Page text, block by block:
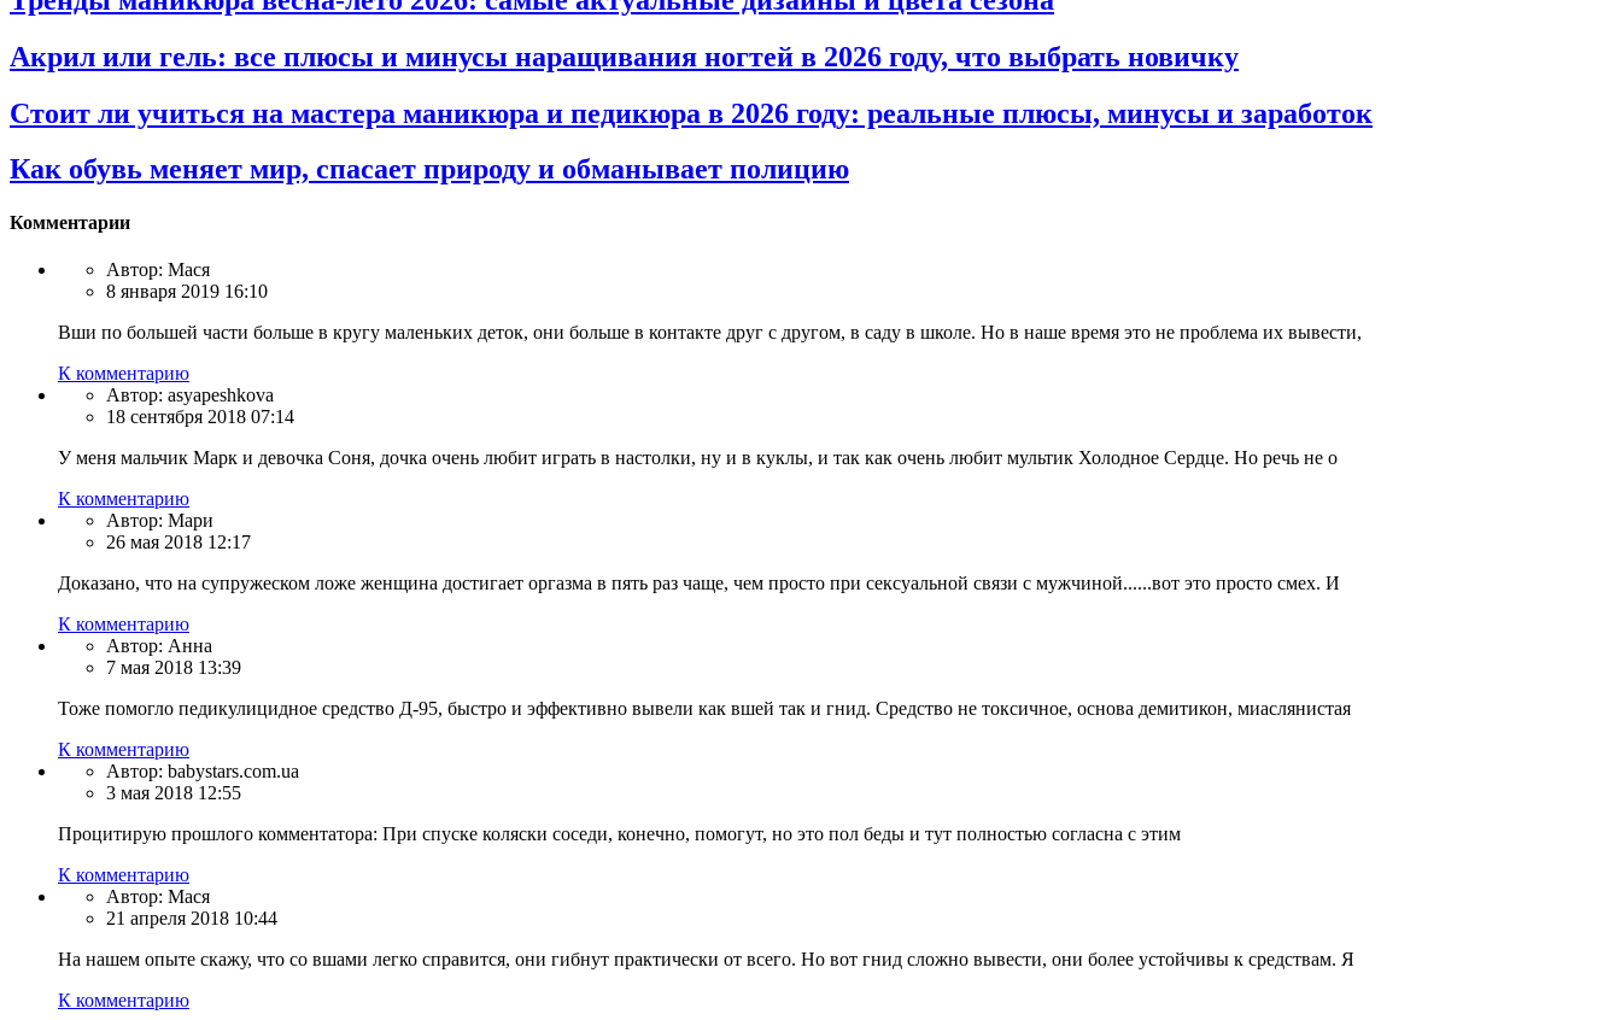
Акрил или гель: все плюсы и минусы наращивания ногтей в 2026 году, что выбрать новичку
Стоит ли учиться на мастера маникюра и педикюра в 2026 году: реальные плюсы, минусы и заработок
Как обувь меняет мир, спасает природу и обманывает полицию
Комментарии
Автор: Мася
8 января 2019 16:10
Вши по большей части больше в кругу маленьких деток, они больше в контакте друг с другом, в саду в школе. Но в наше время это не проблема их вывести,
К комментарию
Автор: asyapeshkova
18 сентября 2018 07:14
У меня мальчик Марк и девочка Соня, дочка очень любит играть в настолки, ну и в куклы, и так как очень любит мультик Холодное Сердце. Но речь не о
К комментарию
Автор: Мари
26 мая 2018 12:17
Доказано, что на супружеском ложе женщина достигает оргазма в пять раз чаще, чем просто при сексуальной связи с мужчиной......вот это просто смех. И
К комментарию
Автор: Анна
7 мая 2018 13:39
Тоже помогло педикулицидное средство Д-95, быстро и эффективно вывели как вшей так и гнид. Средство не токсичное, основа демитикон, миаслянистая
К комментарию
Автор: babystars.com.ua
3 мая 2018 12:55
Процитирую прошлого комментатора: При спуске коляски соседи, конечно, помогут, но это пол беды и тут полностью согласна с этим
К комментарию
Автор: Мася
21 апреля 2018 10:44
На нашем опыте скажу, что со вшами легко справится, они гибнут практически от всего. Но вот гнид сложно вывести, они более устойчивы к средствам. Я
К комментарию